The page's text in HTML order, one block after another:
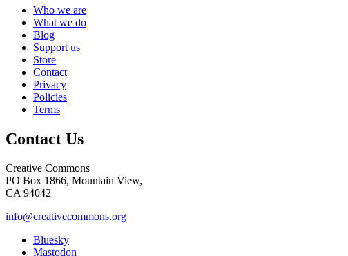
Who we are
What we do
Blog
Support us
Store
Contact
Privacy
Policies
Terms
Contact Us
Creative Commons
PO Box 1866, Mountain View,
CA 94042
info@creativecommons.org
Bluesky
Mastodon